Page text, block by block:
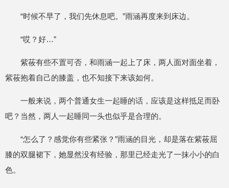
“时候不早了，我们先休息吧。”雨涵再度来到床边。
“哎？好…”
紫莜有些不置可否，和雨涵一起上了床，两人面对面坐着，
紫莜抱着自己的膝盖，也不知接下来该如何。
一般来说，两个普通女生一起睡的话，应该是这样抵足而卧
吧？当然，两人一起睡同一头也似乎是合理的。
“怎么了？感觉你有些紧张？”雨涵的目光，却是落在紫莜屈
膝的双腿裙下，她显然没有经验，那里已经走光了一抹小小的白
色。